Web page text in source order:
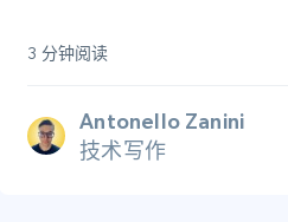
3 分钟阅读
Antonello Zanini
技术写作